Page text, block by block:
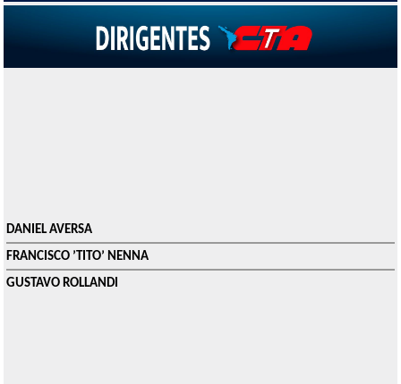
DANIEL AVERSA
FRANCISCO ’TITO’ NENNA
GUSTAVO ROLLANDI